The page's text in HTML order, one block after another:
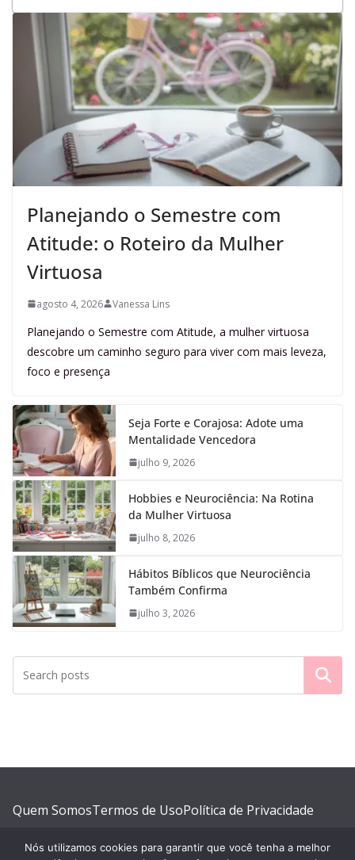
Planejando o Semestre com
Atitude: o Roteiro da Mulher
Virtuosa
agosto 4, 2026 Vanessa Lins
Planejando o Semestre com Atitude, a mulher virtuosa
descobre um caminho seguro para viver com mais leveza,
foco e presença
Seja Forte e Corajosa: Adote uma
Mentalidade Vencedora
julho 9, 2026
Hobbies e Neurociência: Na Rotina
da Mulher Virtuosa
julho 8, 2026
Hábitos Bíblicos que Neurociência
Também Confirma
julho 3, 2026
Pesquisar
Quem SomosTermos de UsoPolítica de Privacidade
Nós utilizamos cookies para garantir que você tenha a melhor